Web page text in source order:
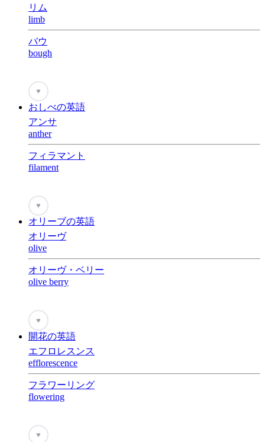
リム
limb
バウ
bough
♥
おしべの英語
アンサ
anther
フィラマント
filament
♥
オリーブの英語
オリーヴ
olive
オリーヴ・ベリー
olive berry
♥
開花の英語
エフロレスンス
efflorescence
フラワーリング
flowering
♥